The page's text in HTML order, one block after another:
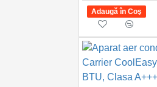
Adaugă în Coş